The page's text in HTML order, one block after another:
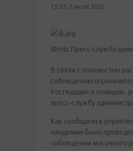
15:32, 7 июля 2020
Фото: Пресс-служба
В связи с опасностью
соблюдению
Росгвардии и полиции,
пресс-службу
Как сообщили в
пандемии было
соблюдения масочного